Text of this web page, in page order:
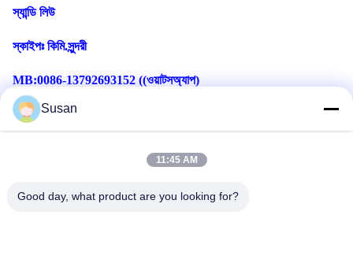
স্যান্ডি লিউ
স্কাইপঃ কিমি.সুন্দরী
MB:0086-13792693152 ((ওয়াটসঅ্যাপ)
ট্যাগ: Q সুইচ ইয়াগ লেজার ট্যাটু অপসারণ মেশিন
Susan
11:45 AM
Good day, what product are you looking for?